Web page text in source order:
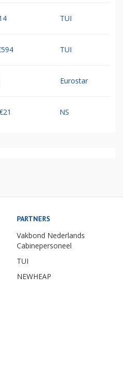
TUI
TUI
Eurostar
NS
PARTNERS
Vakbond Nederlands
Cabinepersoneel
TUI
NEWHEAP